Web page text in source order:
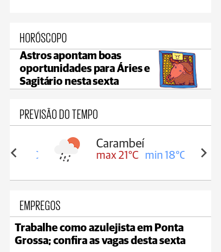
HORÓSCOPO
Astros apontam boas
oportunidades para Áries e
Sagitário nesta sexta
PREVISÃO DO TEMPO
18°C
Carambeí
max 21°C min 18°C
EMPREGOS
Trabalhe como azulejista em Ponta
Grossa; confira as vagas desta sexta